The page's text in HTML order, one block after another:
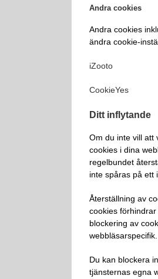
Andra cookies
Andra cookies
ändra cookie-
iZooto
CookieYes
Ditt inflytande
Om du inte vill att
cookies i dina
regelbundet
inte spåras på ett
Återställning av
cookies
blockering av
webbläsarspecifik.
Du kan blockera
tjänsternas egna